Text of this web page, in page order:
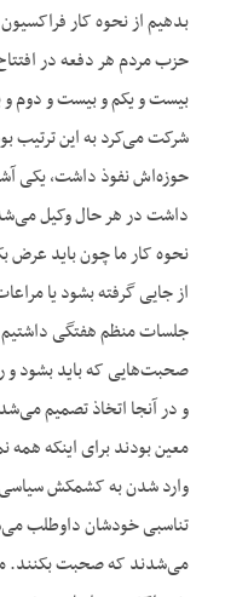
بدهیم از نحوه کار
حزب مردم هر دفعه در
بیست و یکم و بیست و دوم و
شرکت می‌کرد به این ترتیب
حوزه‌اش نفوذ داشت، یکی
داشت در هر حال وکیل
نحوه کار ما چون باید عرض
از جایی گرفته بشود یا
جلسات منظم هفتگی
صحبت‌هایی که باید بشود و
و در آنجا اتخاذ تصمیم
معین بودند برای اینکه
وارد شدن به کشمکش سیاسی
تناسبی خودشان داوطلب
می‌شدند که صحبت بکنند.